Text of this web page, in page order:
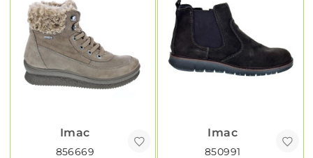
Imac
856669
Imac
850991